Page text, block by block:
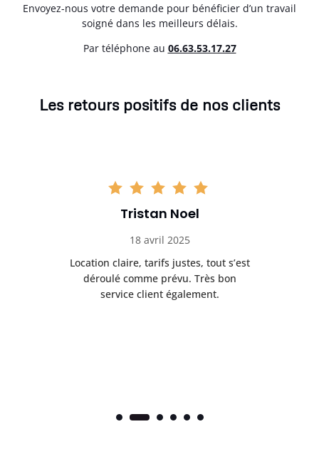
Envoyez-nous votre demande pour bénéficier d’un travail
soigné dans les meilleurs délais.
Par téléphone au 06.63.53.17.27
Les retours positifs de nos clients
Tristan Noel
18 avril 2025
Location claire, tarifs justes, tout s’est
déroulé comme prévu. Très bon
service client également.